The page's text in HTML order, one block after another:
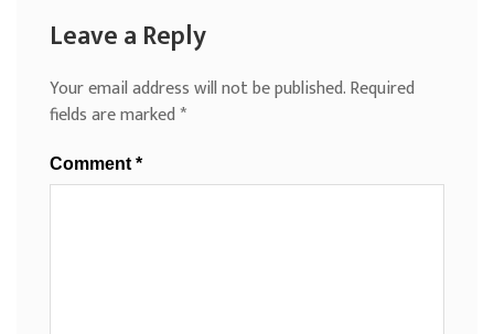
Leave a Reply
Your email address will not be published.Required
fields are marked*
Comment *